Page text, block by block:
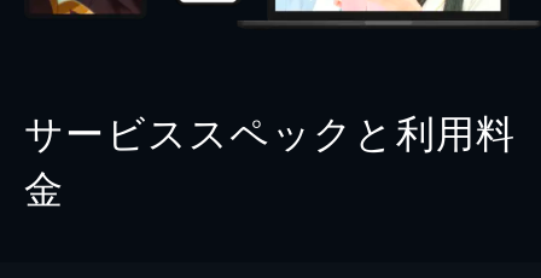
サービススペックと利用料
金